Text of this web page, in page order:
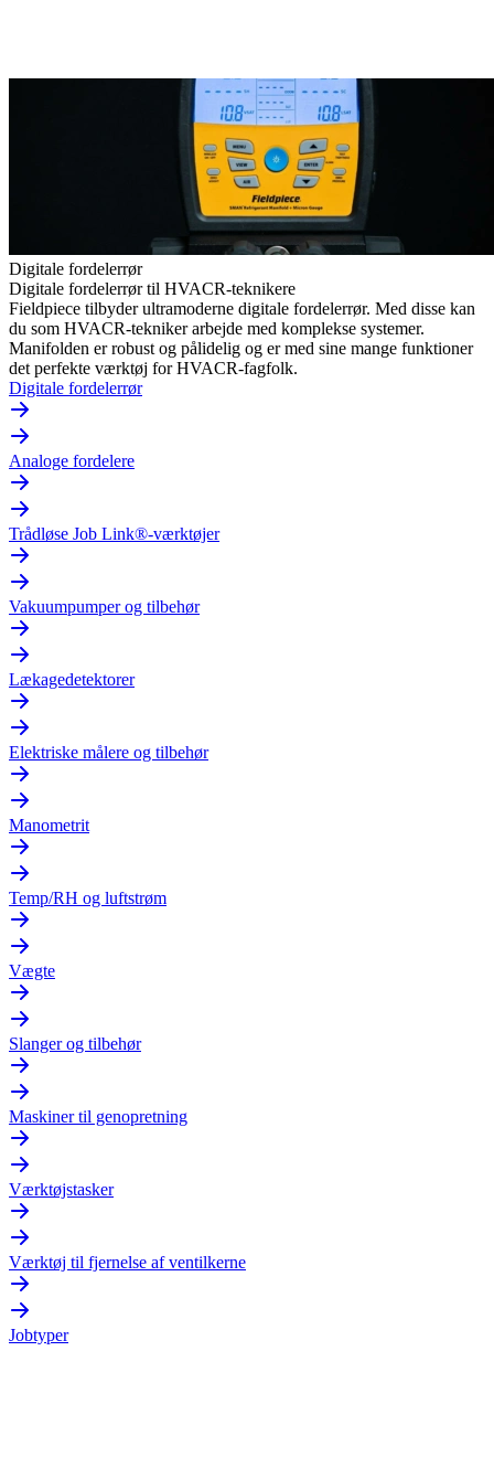
Digitale fordelerrør
Digitale fordelerrør til HVACR-teknikere
Fieldpiece tilbyder ultramoderne digitale fordelerrør. Med disse kan
du som HVACR-tekniker arbejde med komplekse systemer.
Manifolden er robust og pålidelig og er med sine mange funktioner
det perfekte værktøj for HVACR-fagfolk.
Digitale fordelerrør
Analoge fordelere
Trådløse Job Link®-værktøjer
Vakuumpumper og tilbehør
Lækagedetektorer
Elektriske målere og tilbehør
Manometrit
Temp/RH og luftstrøm
Vægte
Slanger og tilbehør
Maskiner til genopretning
Værktøjstasker
Værktøj til fjernelse af ventilkerne
Jobtyper